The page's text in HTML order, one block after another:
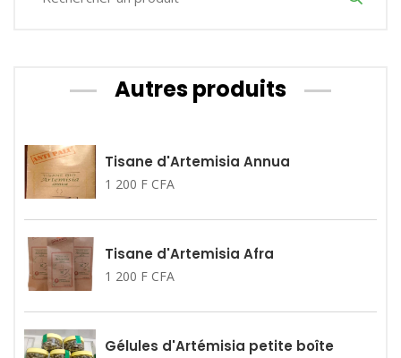
Autres produits
Tisane d'Artemisia Annua
1 200 F CFA
Tisane d'Artemisia Afra
1 200 F CFA
Gélules d'Artémisia petite boîte